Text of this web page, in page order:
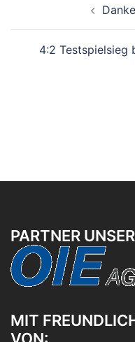
4:2 Testspielsieg
PARTNER
MIT
VON: